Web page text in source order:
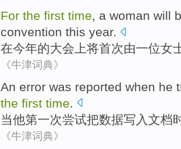
For the first time, a woman will
convention this year.
在今年的大会 上将首次由一位女
《牛津词典》
An error was reported when he
the first time
当他第一次尝试把数据写入 文档
《牛津词典》